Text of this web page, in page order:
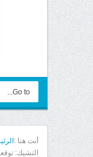
أنت هنا :
التشيك: